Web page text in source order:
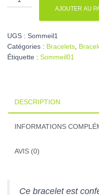
de
AJOUTER AU
UGS : Sommeil1
Catégories : Bracelets
Étiquette : Sommeil01
DESCRIPTION
INFORMATIONS
AVIS (0)
Ce bracelet est